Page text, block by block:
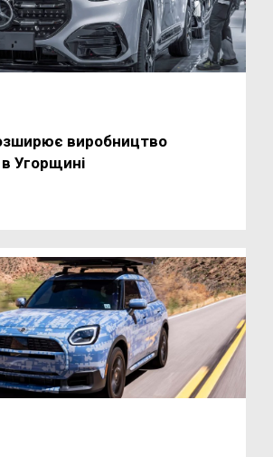
виробництво
в Угорщині